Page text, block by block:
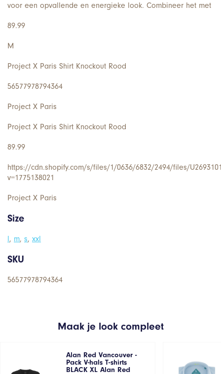
voor een opvallende en energieke look. Combineer het met
89.99
M
Project X Paris Shirt Knockout Rood
56577978794364
Project X Paris
Project X Paris Shirt Knockout Rood
89.99
https://cdn.shopify.com/s/files/1/0636/6832/2494/files/
v=1775138021
Project X Paris
Size
l, m, s, xxl
SKU
56577978794364
Maak je look compleet
Alan Red Vancouver -
Pack V-hals T-shirts
BLACK XL Alan Red